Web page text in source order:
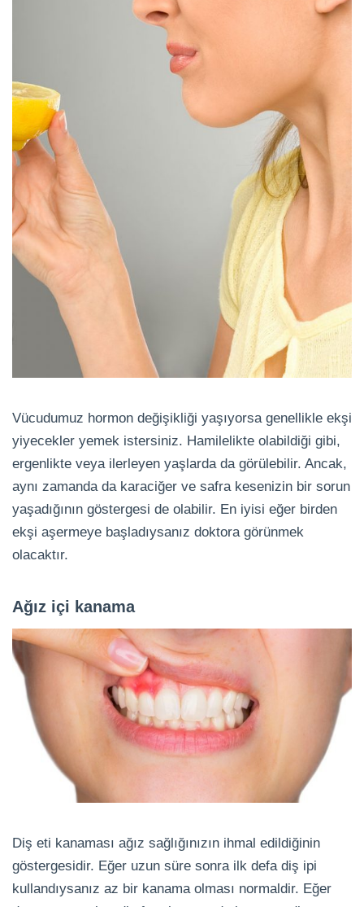
Vücudumuz hormon değişikliği yaşıyorsa genellikle ekşi
yiyecekler yemek istersiniz. Hamilelikte olabildiği gibi,
ergenlikte veya ilerleyen yaşlarda da görülebilir. Ancak,
aynı zamanda da karaciğer ve safra kesenizin bir sorun
yaşadığının göstergesi de olabilir. En iyisi eğer birden
ekşi aşermeye başladıysanız doktora görünmek
olacaktır.
Ağız içi kanama
Diş eti kanaması ağız sağlığınızın ihmal edildiğinin
göstergesidir. Eğer uzun süre sonra ilk defa diş ipi
kullandıysanız az bir kanama olması normaldir. Eğer